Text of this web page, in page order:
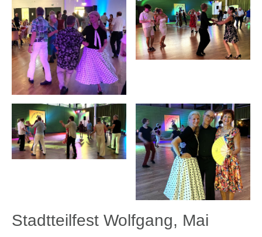
Stadtteilfest Wolfgang, Mai